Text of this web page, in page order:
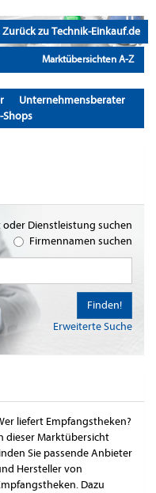
Zurück zu Technik-Einkauf.de
Marktübersichten A-Z
Unternehmensberater
Shops
Dienstleistung suchen
Firmennamen suchen
Erweiterte Suche
Finden!
liefert Empfangstheken?
dieser Marktübersicht
Sie passende Anbieter
Hersteller von
Dazu